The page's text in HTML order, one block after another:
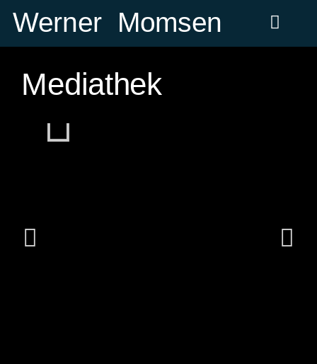
springen
InhaltWerner Momsen
Mediathek